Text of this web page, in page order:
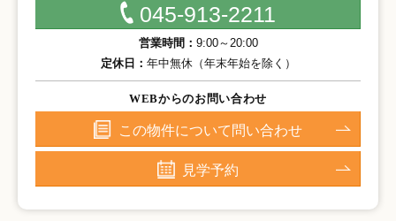
045-913-2211
営業時間： 9:00～20:00
定休日： 年中無休（年末年始を除く）
WEBからのお問い合わせ
この物件について問い合わせ
見学予約